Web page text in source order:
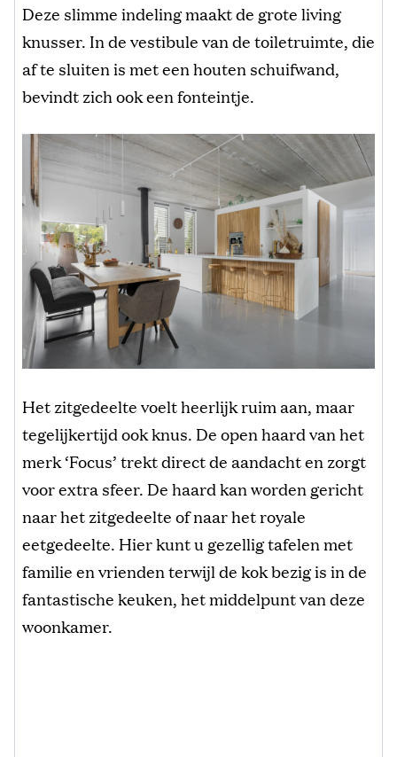
Deze slimme indeling maakt de grote living
knusser. In de vestibule van de toiletruimte, die
af te sluiten is met een houten schuifwand,
bevindt zich ook een fonteintje.
Het zitgedeelte voelt heerlijk ruim aan, maar
tegelijkertijd ook knus. De open haard van het
merk ‘Focus’ trekt direct de aandacht en zorgt
voor extra sfeer. De haard kan worden gericht
naar het zitgedeelte of naar het royale
eetgedeelte. Hier kunt u gezellig tafelen met
familie en vrienden terwijl de kok bezig is in de
fantastische keuken, het middelpunt van deze
woonkamer.